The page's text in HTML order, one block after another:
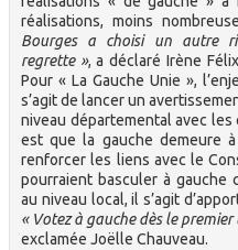
réalisations, moins
Bourges a choisi un autre
regrette », a déclaré Irène
Pour « La Gauche Unie »,
s’agit de lancer un
niveau départemental avec
est que la gauche demeure
renforcer les liens avec le
pourraient basculer à gauche
au niveau local, il s’agit
« Votez à gauche dès le
exclamée Joëlle Chauveau.